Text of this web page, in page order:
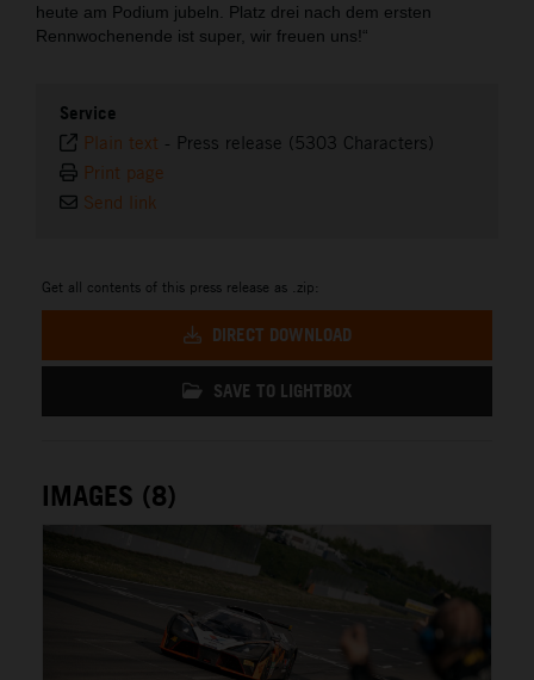
heute am Podium jubeln. Platz drei nach dem ersten
Rennwochenende ist super, wir freuen uns!“
Service
Plain text - Press release (5303 Characters)
Print page
Send link
Get all contents of this press release as .zip:
DIRECT DOWNLOAD
SAVE TO LIGHTBOX
IMAGES (8)